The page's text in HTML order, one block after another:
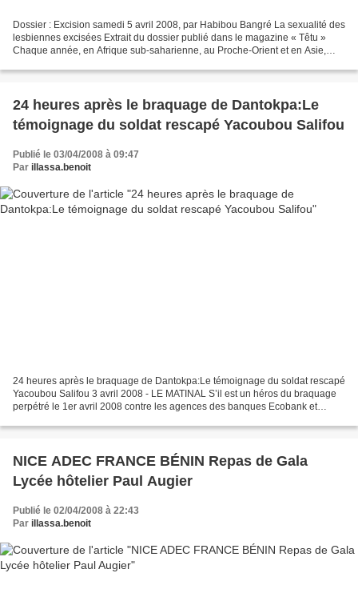
Dossier : Excision samedi 5 avril 2008, par Habibou Bangré La sexualité des
lesbiennes excisées Extrait du dossier publié dans le magazine « Têtu »
Chaque année, en Afrique sub-saharienne, au Proche-Orient et en Asie,
24 heures après le braquage de Dantokpa:Le
témoignage du soldat rescapé Yacoubou Salifou
Publié le 03/04/2008 à 09:47
Par illassa.benoit
24 heures après le braquage de Dantokpa:Le témoignage du soldat rescapé
Yacoubou Salifou 3 avril 2008 - LE MATINAL S’il est un héros du braquage
perpétré le 1er avril 2008 contre les agences des banques Ecobank et
NICE ADEC FRANCE BÉNIN Repas de Gala
Lycée hôtelier Paul Augier
Publié le 02/04/2008 à 22:43
Par illassa.benoit